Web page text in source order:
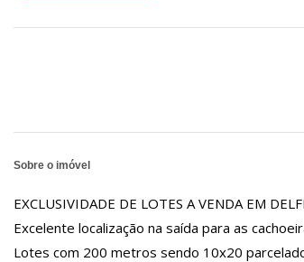
Sobre o imóvel
EXCLUSIVIDADE DE LOTES A VENDA EM
Excelente localização na saída para as
Lotes com 200 metros sendo 10x20